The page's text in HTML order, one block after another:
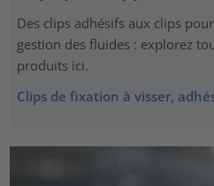
Des clips adhésifs aux clips
gestion des fluides : explorez
produits ici.
Clips de fixation à visser,